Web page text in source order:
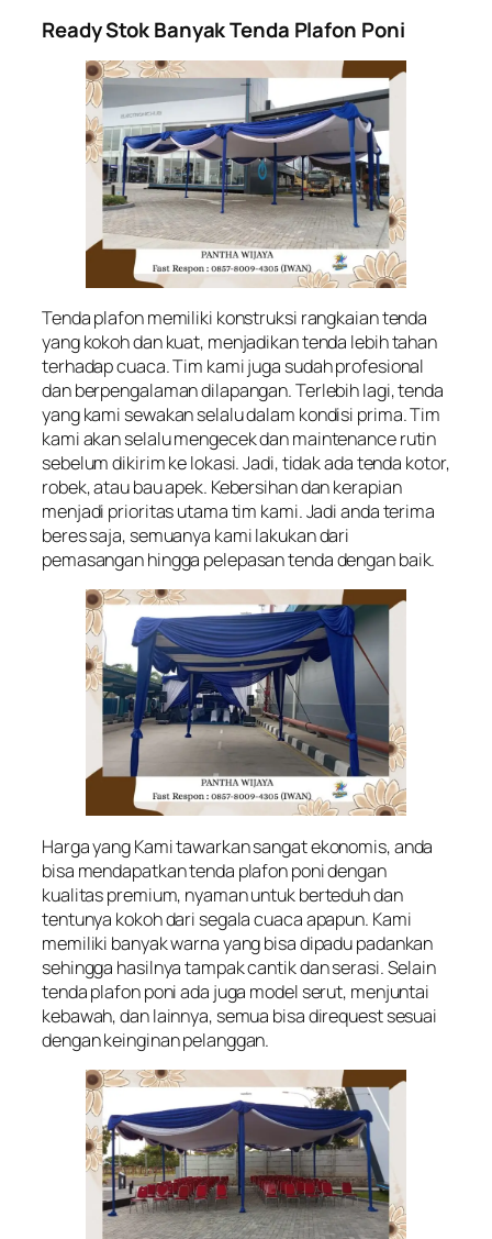
Ready Stok Banyak Tenda Plafon Poni
Tenda plafon memiliki konstruksi rangkaian tenda
yang kokoh dan kuat, menjadikan tenda lebih tahan
terhadap cuaca. Tim kami juga sudah profesional
dan berpengalaman dilapangan. Terlebih lagi, tenda
yang kami sewakan selalu dalam kondisi prima. Tim
kami akan selalu mengecek dan maintenance rutin
sebelum dikirim ke lokasi. Jadi, tidak ada tenda kotor,
robek, atau bau apek. Kebersihan dan kerapian
menjadi prioritas utama tim kami. Jadi anda terima
beres saja, semuanya kami lakukan dari
pemasangan hingga pelepasan tenda dengan baik.
Harga yang Kami tawarkan sangat ekonomis, anda
bisa mendapatkan tenda plafon poni dengan
kualitas premium, nyaman untuk berteduh dan
tentunya kokoh dari segala cuaca apapun. Kami
memiliki banyak warna yang bisa dipadu padankan
sehingga hasilnya tampak cantik dan serasi. Selain
tenda plafon poni ada juga model serut, menjuntai
kebawah, dan lainnya, semua bisa direquest sesuai
dengan keinginan pelanggan.